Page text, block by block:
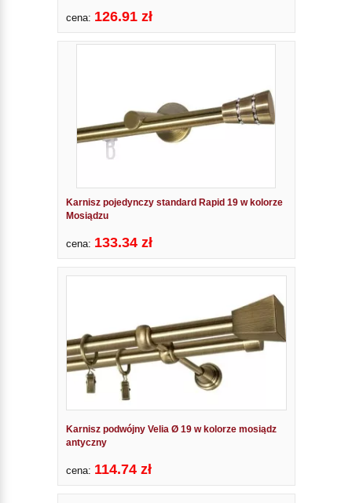
cena: 126.91 zł
Karnisz pojedynczy standard Rapid 19 w kolorze
Mosiądzu
cena: 133.34 zł
Karnisz podwójny Velia Ø 19 w kolorze mosiądz
antyczny
cena: 114.74 zł